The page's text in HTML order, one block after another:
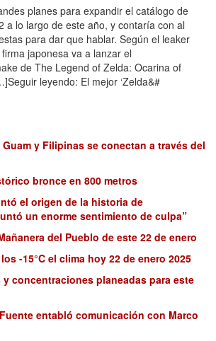
planes para expandir el catálogo de
a lo largo de este año, y contaría con al
para dar que hablar. Según el leaker
japonesa va a lanzar el
de The Legend of Zelda: Ocarina of
leyendo: El mejor ‘Zelda&#
y Filipinas se conectan a través del
bronce en 800 metros
el origen de la historia de
un enorme sentimiento de culpa”
del Pueblo de este 22 de enero
-15°C el clima hoy 22 de enero 2025
y concentraciones planeadas para este
entabló comunicación con Marco